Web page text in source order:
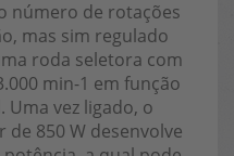
número de rotações
mas sim regulado
roda seletora com
min-1 em função
vez ligado, o
850 W desenvolve